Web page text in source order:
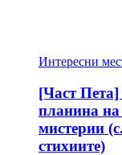
Интересни
[Част
планина на
мистерии
стихиите)